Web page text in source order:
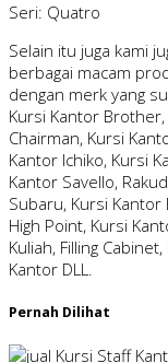
Seri: Quatro
Selain itu juga kami
berbagai macam
dengan merk yang
Kursi Kantor
Chairman, Kursi
Kantor Ichiko, Kursi
Kantor Savello,
Subaru, Kursi Kantor
High Point, Kursi
Kuliah, Filling
Kantor DLL.
Pernah Dilihat